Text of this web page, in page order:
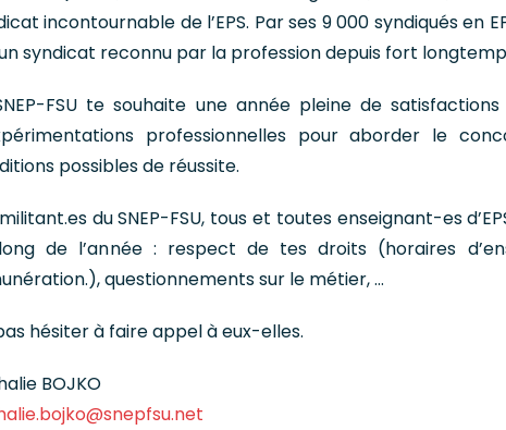
incontournable de l’EPS. Par ses 9 000 syndiqués en
syndicat reconnu par la profession depuis fort
FSU te souhaite une année pleine de
professionnelles pour aborder le
possibles de réussite.
du SNEP-FSU, tous et toutes enseignant-es
de l’année : respect de tes droits (horaires
questionnements sur le métier, …
hésiter à faire appel à eux-elles.
BOJKO